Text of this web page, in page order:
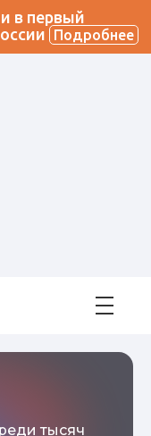
в первый
Подробнее
тысяч